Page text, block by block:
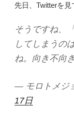
先日、Twitterを見
そうですね、
してしまうの
ね。向き不向
— モロトメジ
17日